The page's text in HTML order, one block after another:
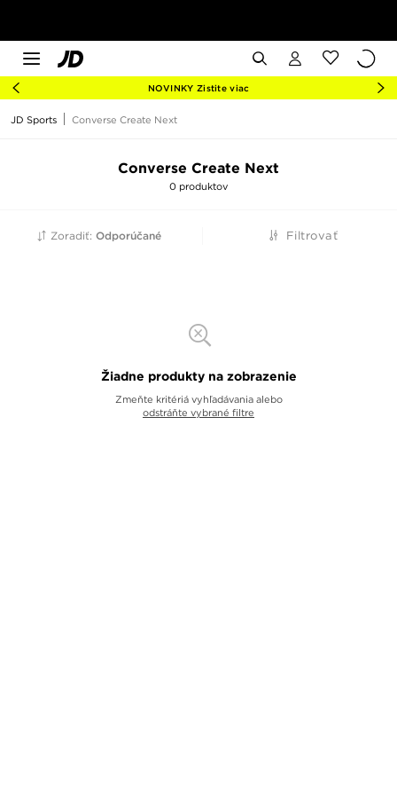
NOVINKY Zistite viac
JD Sports Converse Create Next
Converse Create Next
0 produktov
Zoradiť: Odporúčané Filtrovať
Žiadne produkty na zobrazenie
Zmeňte kritériá vyhľadávania alebo
odstráňte vybrané filtre